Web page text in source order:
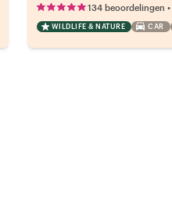
134 beoordelingen •
WILDLIFE & NATURE CAR